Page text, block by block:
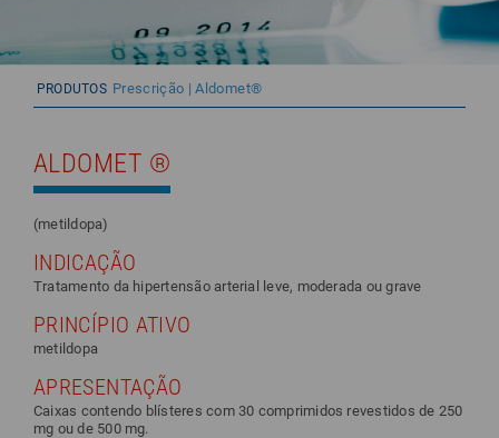
PRODUTOS Prescrição | Aldomet®
ALDOMET ®
(metildopa)
INDICAÇÃO
Tratamento da hipertensão arterial leve, moderada ou grave
PRINCÍPIO ATIVO
metildopa
APRESENTAÇÃO
Caixas contendo blísteres com 30 comprimidos revestidos de 250
mg ou de 500 mg.